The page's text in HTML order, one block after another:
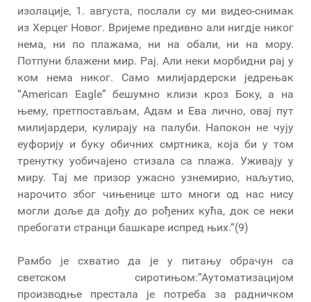
изолације, 1. августа, послали су ми видео-снимак
из Херцег Новог. Вријеме предивно али нигдје никог
нема, ни по плажама, ни на обали, ни на мору.
Потпуни блажени мир. Рај. Али неки морбидни рај у
ком нема никог. Само милијардерски једрењак
“American Eagle” бешумно клизи кроз Боку, а на
њему, претпостављам, Адам и Ева лично, овај пут
милијардери, кулирају на палуби. Напокон не чују
еуфорију и буку обичних смртника, која би у том
тренутку уобичајено стизала са плажа. Уживају у
миру. Тај ме призор ужасно узнемирио, наљутио,
нарочито због чињенице што многи од нас нису
могли доље да дођу до рођених кућа, док се неки
пребогати странци башкаре испред њих.“(9)
Рамбо је схватио да је у питању обрачун са
светском сиротињом:“Аутоматизацијом
производње престала је потреба за радничком